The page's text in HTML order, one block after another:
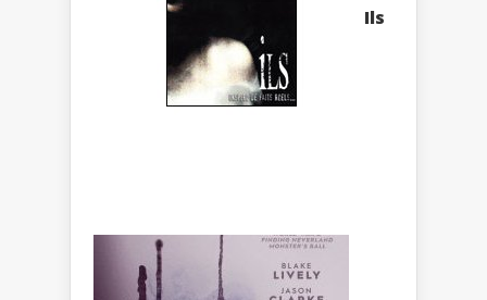
Ils